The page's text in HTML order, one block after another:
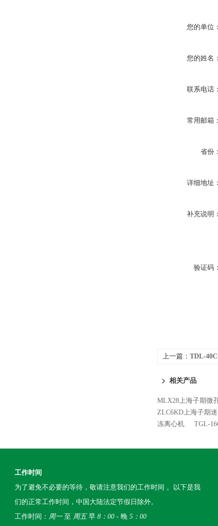
您的单位
您的姓名
联系电话
常用邮箱
省份
详细地址
补充说明
验证码
上一篇： TDL-
相关产品
MLX28上海子期微
ZLC6KD上海子期
冻离心机
TGL-
工作时间
为了避免不必要的等待，敬请注意我们的工作时间 。以下是我
们的正常工作时间，中国大陆法定节假日除外。
工作时间： 周一至 周五早 8：00 - 晚 5：00